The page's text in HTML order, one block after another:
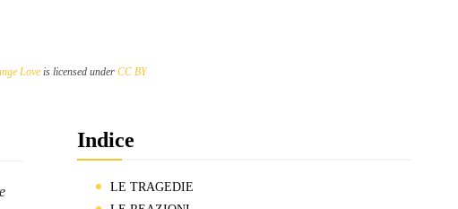
Love is licensed under CC BY
Indice
LE TRAGEDIE